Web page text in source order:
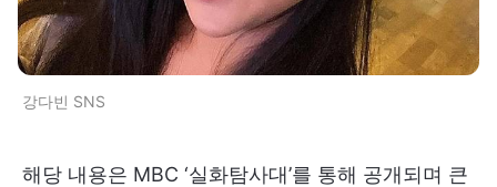
강다빈 SNS
해당 내용은 MBC ‘실화탐사대’를 통해 공개되며 큰